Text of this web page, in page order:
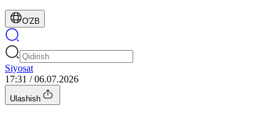
O'ZB
Siyosat
17:31 / 06.07.2026
Ulashish